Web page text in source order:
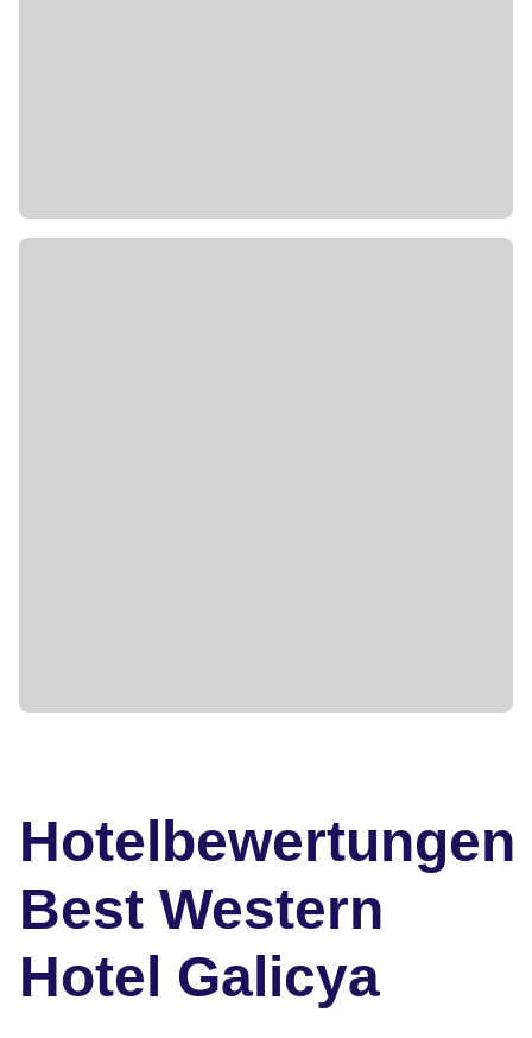
Hotelbewertungen
Best Western
Hotel Galicya